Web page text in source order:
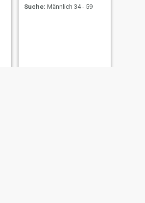
Suche: Männlich 34 - 59